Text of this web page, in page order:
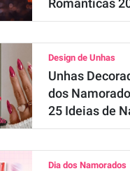
Românticas
Design de Unhas
Unhas
dos
25 Ideias de
Dia dos Namorados